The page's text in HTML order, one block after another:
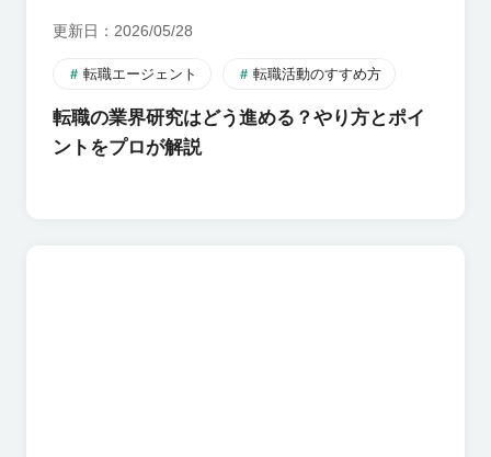
更新日 2026/05/28
転職エージェント 転職活動のすすめ方
転職の業界研究はどう進める？やり方とポイ
ントをプロが解説